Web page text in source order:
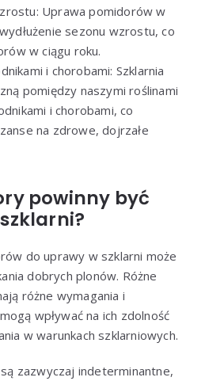
Uprawa pomidorów w
sezonu wzrostu, co
w ciągu roku.
i chorobami: Szklarnia
pomiędzy naszymi roślinami
i chorobami, co
na zdrowe, dojrzałe
powinny być
do uprawy w szklarni może
dobrych plonów. Różne
różne wymagania i
wpływać na ich zdolność
w warunkach szklarniowych.
zazwyczaj indeterminantne,